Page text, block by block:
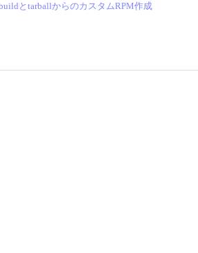
とtarballからのカスタムRPM作成